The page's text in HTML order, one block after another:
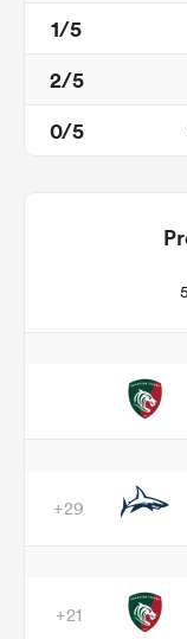
1/5
2/5
0/5
+29
+21